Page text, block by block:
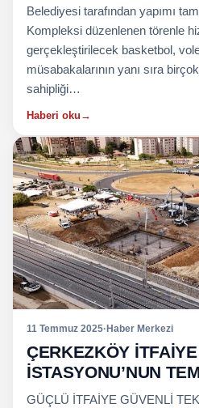
Belediyesi tarafından yapımı
Kompleksi düzenlenen törenle
gerçekleştirilecek basketbol,
müsabakalarının yanı sıra
sahipliği…
Haberi oku →
11 Temmuz 2025· Haber Merkezi
ÇERKEZKÖY İTFAİYE
İSTASYONU’NUN
GÜÇLÜ İTFAİYE GÜVENLİ